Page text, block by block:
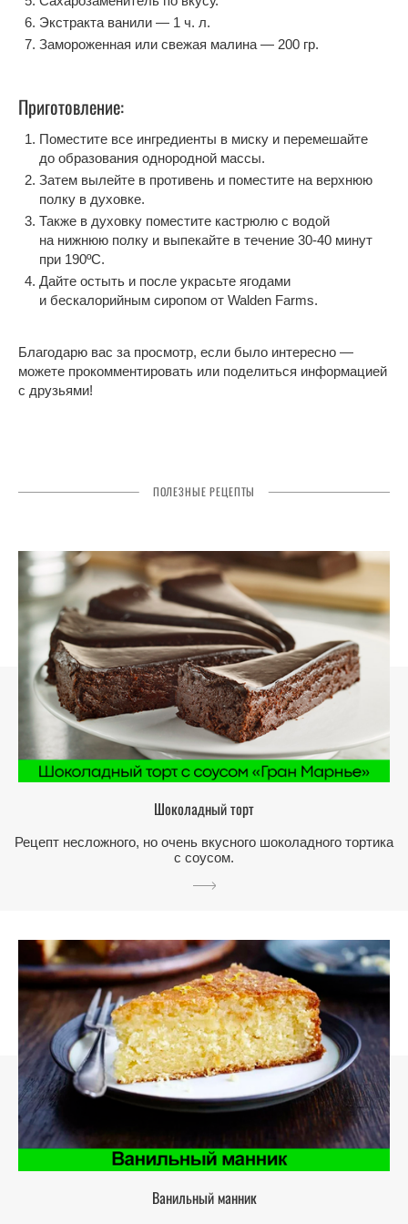
Экстракта ванили — 1 ч. л.
Замороженная или свежая малина — 200 гр.
Приготовление:
Поместите все ингредиенты в миску и перемешайте
до образования однородной массы.
Затем вылейте в противень и поместите на верхнюю
полку в духовке.
Также в духовку поместите кастрюлю с водой
на нижнюю полку и выпекайте в течение 30-40 минут
при 190ºC.
Дайте остыть и после украсьте ягодами
и бескалорийным сиропом от Walden Farms.
Благодарю вас за просмотр, если было интересно —
можете прокомментировать или поделиться информацией
с друзьями!
ПОЛЕЗНЫЕ РЕЦЕПТЫ
Шоколадный торт
Рецепт несложного, но очень вкусного шоколадного тортика
с соусом.
Ванильный манник